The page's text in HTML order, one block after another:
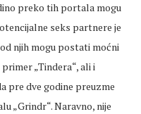
preko tih portala mogu
seks partnere je
njih mogu postati moćni
„Tindera“, ali i
pre dve godine preuzme
„Grindr“. Naravno, nije